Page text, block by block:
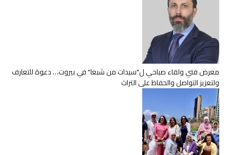
معرض فني ولقاء صباحي ل"سيدات من شبعا" في بيروت… دعوة للتعارف
ولتعزيز التواصل والحفاظ على التراث